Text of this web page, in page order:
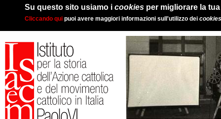
Su questo sito usiamo i cookies per migliorare la
Cliccando qui puoi avere maggiori informazioni sull'utilizzo dei cookies